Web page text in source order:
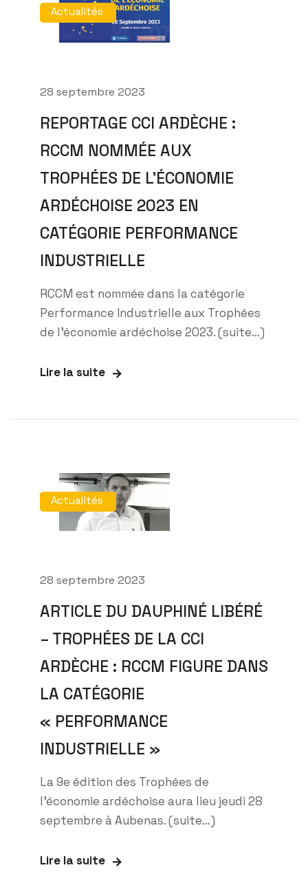
Actualités
28 septembre 2023
REPORTAGE CCI ARDÈCHE :
RCCM NOMMÉE AUX
TROPHÉES DE L’ÉCONOMIE
ARDÉCHOISE 2023 EN
CATÉGORIE PERFORMANCE
INDUSTRIELLE
RCCM est nommée dans la catégorie
Performance Industrielle aux Trophées
de l'économie ardéchoise 2023. (suite…)
Lire la suite
Actualités
28 septembre 2023
ARTICLE DU DAUPHINÉ LIBÉRÉ
– TROPHÉES DE LA CCI
ARDÈCHE : RCCM FIGURE DANS
LA CATÉGORIE
« PERFORMANCE
INDUSTRIELLE »
La 9e édition des Trophées de
l’économie ardéchoise aura lieu jeudi 28
septembre à Aubenas. (suite…)
Lire la suite